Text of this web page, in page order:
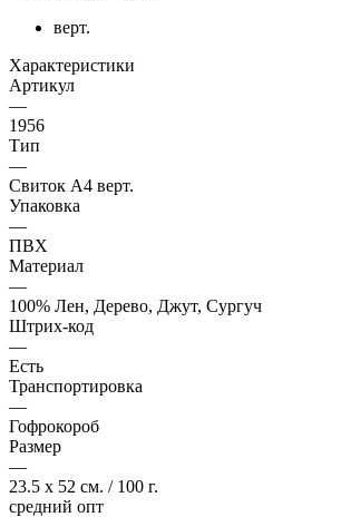
верт.
Характеристики
Артикул
—
1956
Тип
—
Свиток А4 верт.
Упаковка
—
ПВХ
Материал
—
100% Лен, Дерево, Джут, Сургуч
Штрих-код
—
Есть
Транспортировка
—
Гофрокороб
Размер
—
23.5 x 52 см. / 100 г.
средний опт